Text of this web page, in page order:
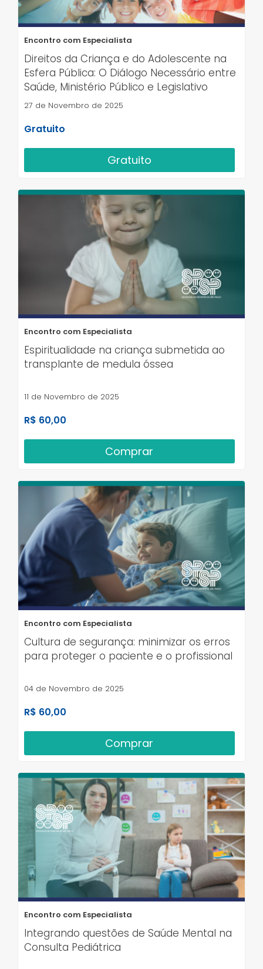
Encontro com Especialista
Direitos da Criança e do Adolescente na
Esfera Pública: O Diálogo Necessário entre
Saúde, Ministério Público e Legislativo
27 de Novembro de 2025
Gratuito
Gratuito
Encontro com Especialista
Espiritualidade na criança submetida ao
transplante de medula óssea
11 de Novembro de 2025
R$ 60,00
Comprar
Encontro com Especialista
Cultura de segurança: minimizar os erros
para proteger o paciente e o profissional
04 de Novembro de 2025
R$ 60,00
Comprar
Encontro com Especialista
Integrando questões de Saúde Mental na
Consulta Pediátrica